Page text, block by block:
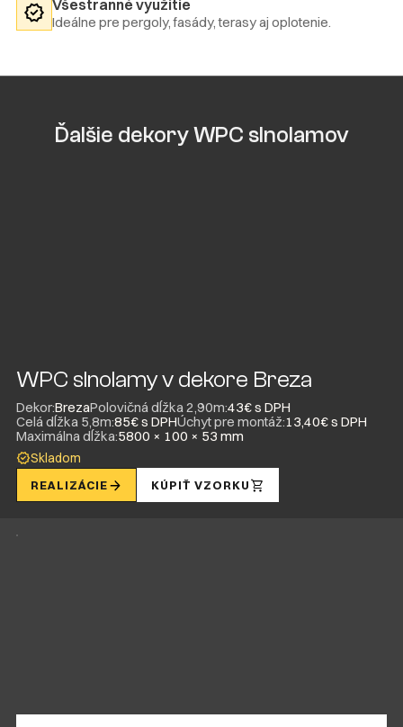
Všestranné využitie
Ideálne pre pergoly, fasády, terasy aj oplotenie.
Ďalšie dekory WPC slnolamov
WPC slnolamy v dekore Breza
Dekor:BrezaPolovičná dĺžka 2,90m:43€ s DPH
Celá dĺžka 5,8m:85€ s DPHÚchyt pre montáž:13,40€ s DPH
Maximálna dĺžka:5800 × 100 × 53 mm
Skladom
REALIZÁCIE KÚPIŤ VZORKU